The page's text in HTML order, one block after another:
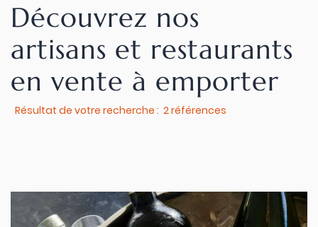
Découvrez nos
artisans et restaurants
en vente à emporter
Résultat de votre recherche : 2 références